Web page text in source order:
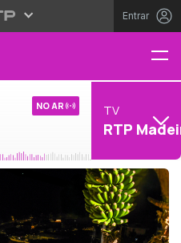
Entrar
NO AR TV
RTP